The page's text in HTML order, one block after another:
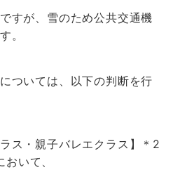
すが、雪のため公共交通機
。
ついては、以下の判断を行
ス・親子バレエクラス】
＊2
いて、